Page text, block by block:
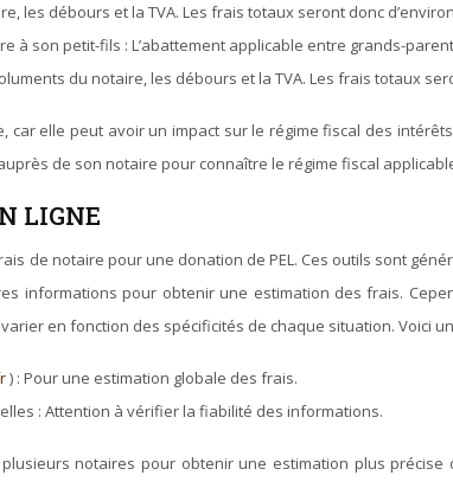
les débours et la TVA. Les frais totaux seront donc
à son petit-fils : L’abattement applicable entre grands-
du notaire, les débours et la TVA. Les frais totaux
car elle peut avoir un impact sur le régime fiscal des
de son notaire pour connaître le régime fiscal
LIGNE
de notaire pour une donation de PEL. Ces outils sont
informations pour obtenir une estimation des frais.
en fonction des spécificités de chaque situation. Voici
) : Pour une estimation globale des frais.
: Attention à vérifier la fiabilité des informations.
notaires pour obtenir une estimation plus